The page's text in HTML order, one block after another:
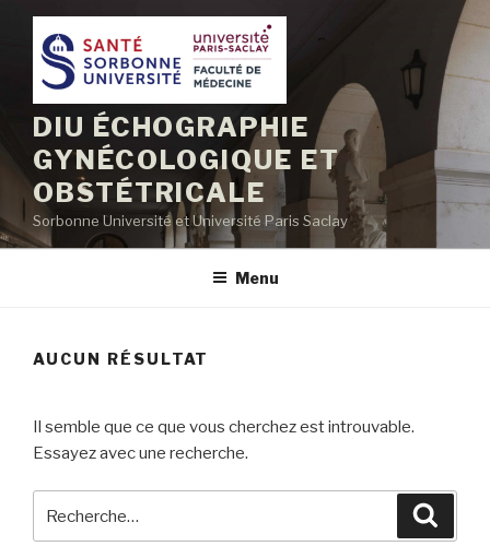
contenu
principal
DIU ÉCHOGRAPHIE
GYNÉCOLOGIQUE ET
OBSTÉTRICALE
Sorbonne Université et Université Paris Saclay
Menu
AUCUN RÉSULTAT
Il semble que ce que vous cherchez est introuvable.
Essayez avec une recherche.